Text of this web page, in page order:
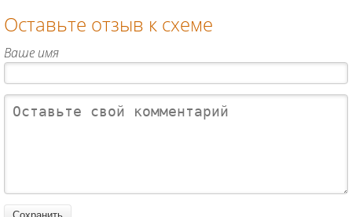
Оставьте отзыв к схеме
Ваше имя